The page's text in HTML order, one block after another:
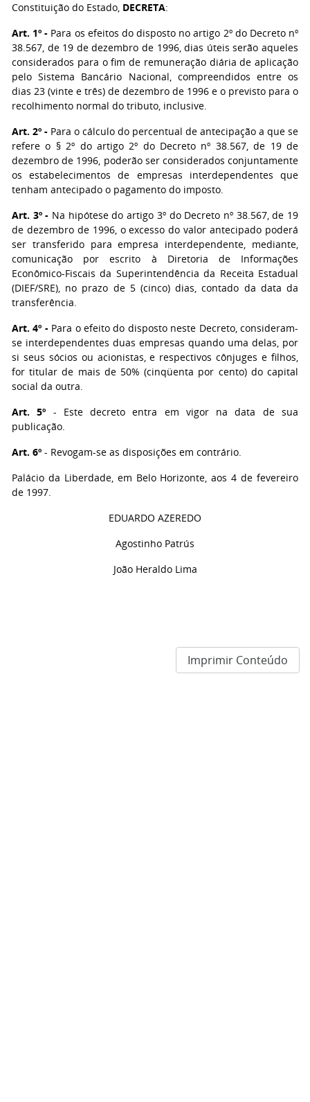
Constituição do Estado, DECRETA:
Art. 1º - Para os efeitos do disposto no artigo 2º do Decreto nº
38.567, de 19 de dezembro de 1996, dias úteis serão aqueles
considerados para o fim de remuneração diária de aplicação
pelo Sistema Bancário Nacional, compreendidos entre os
dias 23 (vinte e três) de dezembro de 1996 e o previsto para o
recolhimento normal do tributo, inclusive.
Art. 2º - Para o cálculo do percentual de antecipação a que se
refere o § 2º do artigo 2º do Decreto nº 38.567, de 19 de
dezembro de 1996, poderão ser considerados conjuntamente
os estabelecimentos de empresas interdependentes que
tenham antecipado o pagamento do imposto.
Art. 3º - Na hipótese do artigo 3º do Decreto nº 38.567, de 19
de dezembro de 1996, o excesso do valor antecipado poderá
ser transferido para empresa interdependente, mediante,
comunicação por escrito à Diretoria de Informações
Econômico-Fiscais da Superintendência da Receita Estadual
(DIEF/SRE), no prazo de 5 (cinco) dias, contado da data da
transferência.
Art. 4º -Para o efeito do disposto neste Decreto, consideram-
se interdependentes duas empresas quando uma delas, por
si seus sócios ou acionistas, e respectivos cônjuges e filhos,
for titular de mais de 50% (cinqüenta por cento) do capital
social da outra.
Art. 5º - Este decreto entra em vigor na data de sua
publicação.
Art. 6º - Revogam-se as disposições em contrário.
Palácio da Liberdade, em Belo Horizonte, aos 4 de fevereiro
de 1997.
EDUARDO AZEREDO
Agostinho Patrús
João Heraldo Lima
Imprimir Conteúdo